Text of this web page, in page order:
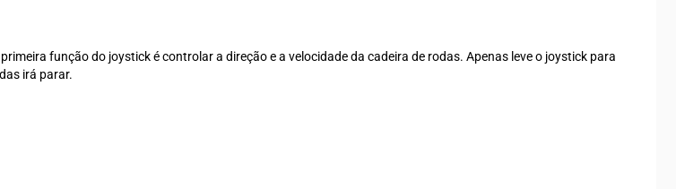
função do joystick é controlar a direção e a velocidade da cadeira de rodas. Apenas leve o joystick para
irá parar.